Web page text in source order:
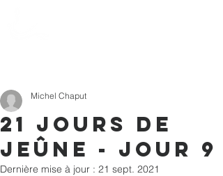
21 jours de
jeûne - Jour 9
Michel Chaput
Dernière mise à jour : 21 sept. 2021